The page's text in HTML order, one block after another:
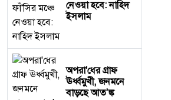
নেওয়া হবে: নাহিদ
ইসলাম
অপরা'ধের গ্রাফ
ঊর্ধ্বমুখী, জনমনে
বাড়ছে আত'ঙ্ক